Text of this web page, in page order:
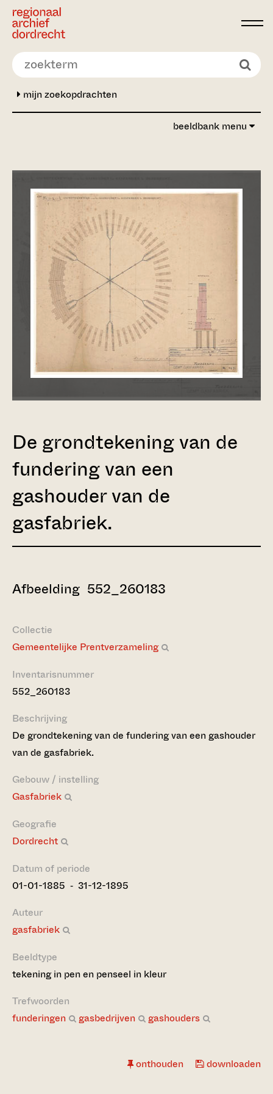
Ga direct naar de inhoud
mijn zoekopdrachten
beeldbank menu
De grondtekening van de
fundering van een
gashouder van de
gasfabriek.
Afbeelding 552_260183
Collectie
Gemeentelijke Prentverzameling
Inventarisnummer
552_260183
Beschrijving
De grondtekening van de fundering van een gashouder
van de gasfabriek.
Gebouw / instelling
Gasfabriek
Geografie
Dordrecht
Datum of periode
01-01-1885 ‐ 31-12-1895
Auteur
gasfabriek
Beeldtype
tekening in pen en penseel in kleur
Trefwoorden
funderingen
gasbedrijven gashouders
onthouden downloaden